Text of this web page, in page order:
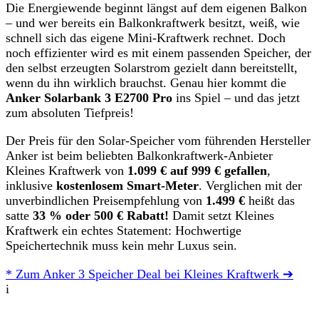
Die Energiewende beginnt längst auf dem eigenen Balkon
– und wer bereits ein Balkonkraftwerk besitzt, weiß, wie
schnell sich das eigene Mini-Kraftwerk rechnet. Doch
noch effizienter wird es mit einem passenden Speicher, der
den selbst erzeugten Solarstrom gezielt dann bereitstellt,
wenn du ihn wirklich brauchst. Genau hier kommt die
Anker Solarbank 3 E2700 Pro ins Spiel – und das jetzt
zum absoluten Tiefpreis!
Der Preis für den Solar-Speicher vom führenden Hersteller
Anker ist beim beliebten Balkonkraftwerk-Anbieter
Kleines Kraftwerk von 1.099 € auf 999 € gefallen,
inklusive kostenlosem Smart-Meter. Verglichen mit der
unverbindlichen Preisempfehlung von 1.499 € heißt das
satte 33 % oder 500 € Rabatt! Damit setzt Kleines
Kraftwerk ein echtes Statement: Hochwertige
Speichertechnik muss kein mehr Luxus sein.
* Zum Anker 3 Speicher Deal bei Kleines Kraftwerk ➔
i